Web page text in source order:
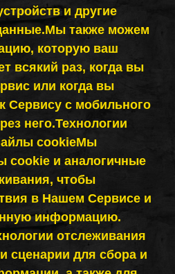
и другие
также можем
которую ваш
всякий раз, когда вы
или когда вы
Сервису с мобильного
него.Технологии
cookieМы
cookie и аналогичные
чтобы
в Нашем Сервисе и
информацию.
отслеживания
сценарии для сбора и